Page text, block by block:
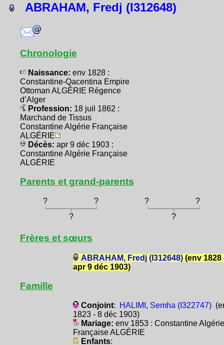
ABRAHAM, Fredj (I312648)
Chronologie
Naissance: env 1828 :
Constantine-Qacentina Empire
Ottoman ALGÉRIE Régence
d’Alger
Profession: 18 juil 1862 :
Marchand de Tissus
Constantine Algérie Française
ALGÉRIE
Décès: apr 9 déc 1903 :
Constantine Algérie Française
ALGÉRIE
Parents et grand-parents
? ? ?
?
?
?
Frères et sœurs
ABRAHAM, Fredj (I312648)(env 1828
apr 9 déc 1903)
Famille
Conjoint: HALIMI, Semha (I322747)
1823 - 8 déc 1903)
Mariage: env 1853 : Constantine Algérie
Française ALGÉRIE
Enfants: